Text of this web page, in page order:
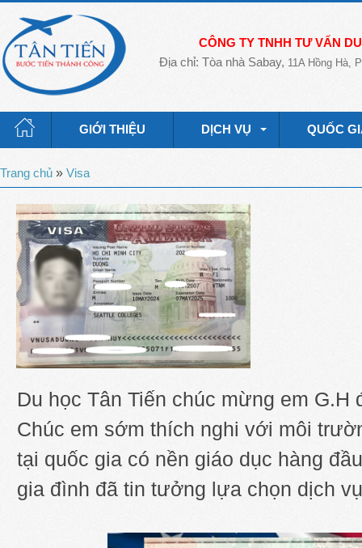
CÔNG TY TNHH TƯ VẤN
Địa chỉ: Tòa nhà Sabay, 11A Hồng Hà,
GIỚI THIỆU DỊCH VỤ QUỐC
Trang chủ » Visa
Du học Tân Tiến chúc mừng em G.H
Chúc em sớm thích nghi với môi
tại quốc gia có nền giáo dục hàng
gia đình đã tin tưởng lựa chọn dịch